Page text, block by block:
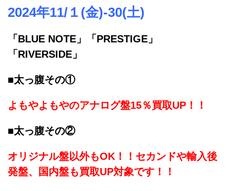
2024年11/１(金)-30(土)
「BLUE NOTE」
「PRESTIGE」
「RIVERSIDE」
■太っ腹その①
よもやよもやのアナログ盤15％買取UP！！
■太っ腹その②
オリジナル盤以外もOK！！セカンドや輸入後
発盤、国内盤も買取UP対象です！！